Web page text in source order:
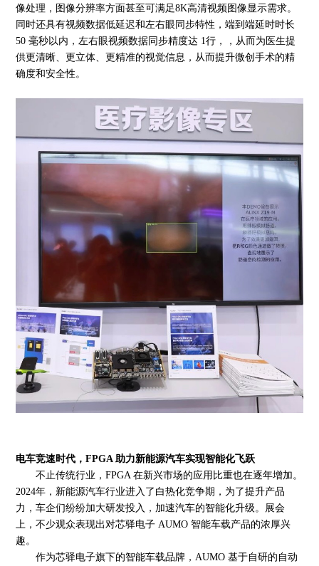
像处理，图像分辨率方面甚至可满足8K高清视频图像显示需求。
同时还具有视频数据低延迟和左右眼同步特性，端到端延时时长
50 毫秒以内，左右眼视频数据同步精度达 1行，，从而为医生提
供更清晰、更立体、更精准的视觉信息，从而提升微创手术的精
确度和安全性。
电车竞速时代，FPGA 助力新能源汽车实现智能化飞跃
不止传统行业，FPGA 在新兴市场的应用比重也在逐年增加。
2024年，新能源汽车行业进入了白热化竞争期，为了提升产品
力，车企们纷纷加大研发投入，加速汽车的智能化升级。展会
上，不少观众表现出对芯驿电子 AUMO 智能车载产品的浓厚兴
趣。
作为芯驿电子旗下的智能车载品牌，AUMO 基于自研的自动